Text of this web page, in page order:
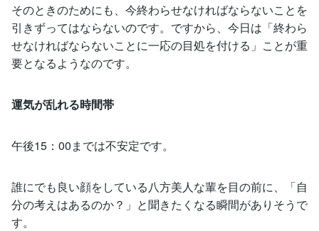
そのときのためにも、今終わらせなければならないことを
引きずってはならないのです。ですから、今日は「終わら
せなければならないことに一応の目処を付ける」ことが重
要となるようなのです。
運気が乱れる時間帯
午後15：00までは不安定です。
誰にでも良い顔をしている八方美人な輩を目の前に、「自
分の考えはあるのか？」と聞きたくなる瞬間がありそうで
す。